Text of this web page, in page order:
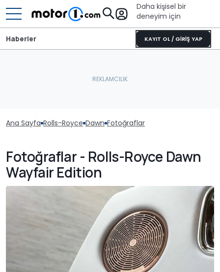
Daha kişisel bir
deneyim için
KAYIT OL / GİRİŞ YAP
Haberler
Ana Sayfa Rolls-Royce Dawn Fotoğraflar
Fotoğraflar - Rolls-Royce Dawn
Wayfair Edition